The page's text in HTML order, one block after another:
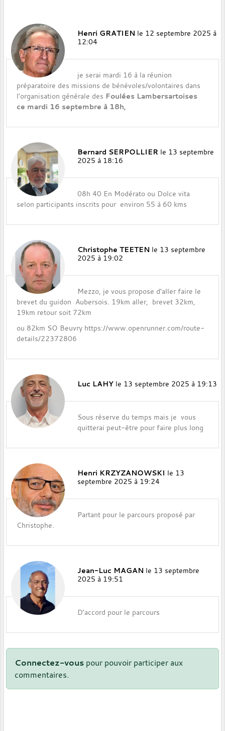
Henri GRATIEN le 12 septembre 2025 à
12:04
je serai mardi 16 à la réunion
préparatoire des missions de bénévoles/volontaires dans
l'organisation générale des Foulées Lambersartoises
ce mardi 16 septembre à 18h,
Bernard SERPOLLIER le 13 septembre
2025 à 18:16
08h 40 En Modérato ou Dolce vita
selon participants inscrits pour environ 55 à 60 kms
Christophe TEETEN le 13 septembre
2025 à 19:02
Mezzo, je vous propose d'aller faire le
brevet du guidon Aubersois. 19km aller, brevet 32km,
19km retour soit 72km
ou 82km SO Beuvry https://www.openrunner.com/route-
details/22372806
Luc LAHY le 13 septembre 2025 à 19:13
Sous réserve du temps mais je vous
quitterai peut-être pour faire plus long
Henri KRZYZANOWSKI le 13
septembre 2025 à 19:24
Partant pour le parcours proposé par
Christophe.
Jean-Luc MAGAN le 13 septembre
2025 à 19:51
D'accord pour le parcours
Connectez-vous pour pouvoir participer aux
commentaires.